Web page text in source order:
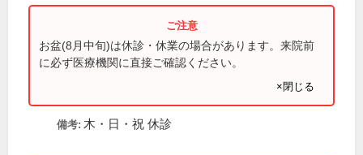
お盆(8月中旬)は休診・休業の場合があります。来院前
に必ず医療機関に直接ご確認ください。
×閉じる
備考: 木・日・祝 休診